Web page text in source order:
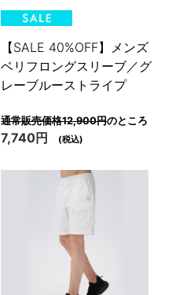
【SALE 40%OFF】メンズ
ベリフロングスリーブ／グ
レーブルーストライプ
通常販売価格12,900円のところ
7,740円 (税込)